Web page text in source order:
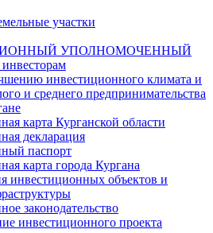
участки
УПОЛНОМОЧЕННЫЙ
инвестиционного климата и
и среднего предпринимательства
карта Курганской области
декларация
паспорт
карта города Кургана
инвестиционных объектов и
законодательство
инвестиционного проекта